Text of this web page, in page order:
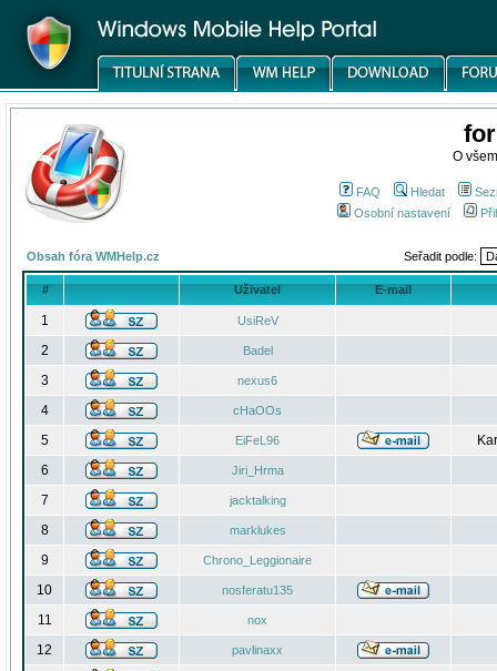
O
FAQ Hledat
Osobní nastavení
Obsah fóra WMHelp.cz Seřadit podle:
# Uživatel E-mail
1 UsiReV
2 Badel
3 nexus6
4 cHaOOs
5 EiFeL96
6
Jiri_Hrma
7 jacktalking
8 marklukes
9 Chrono_Leggionaire
10 nosferatu135
11 nox
12 pavlinaxx